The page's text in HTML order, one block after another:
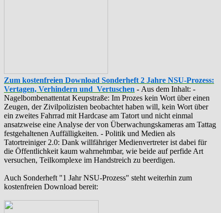
Zum kostenfreien Download Sonderheft 2 Jahre NSU-Prozess:
Vertagen, Verhindern und Vertuschen - Aus dem Inhalt: -
‪Nagelbombenattentat‬ ‎Keupstraße‬: Im Prozes kein Wort über einen
Zeugen, der Zivilpolizisten beobachtet haben will, kein Wort über
ein zweites Fahrrad mit Hardcase am Tatort und nicht einmal
ansatzweise eine Analyse der von Überwachungskameras am Tattag
festgehaltenen Auffälligkeiten. - Politik und Medien als
‪Tatortreiniger‬ 2.0: Dank willfähriger Medienvertreter ist dabei für
die Öffentlichkeit kaum wahrnehmbar, wie beide auf perfide Art
versuchen, Teilkomplexe im Handstreich zu beerdigen.
Auch Sonderheft "1 Jahr NSU-Prozess" steht weiterhin zum
kostenfreien Download bereit: